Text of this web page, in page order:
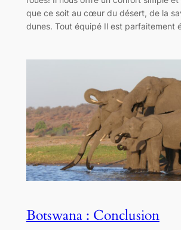
que ce soit au cœur du désert, de la
dunes. Tout équipé Il est parfaitement
Botswana : Conclusion